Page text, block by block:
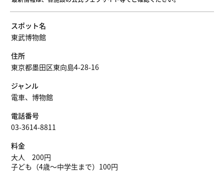
スポット名
東武博物館
住所
東京都墨田区東向島4-28-16
ジャンル
電車、博物館
電話番号
03-3614-8811
料金
大人 200円
子ども（4歳～中学生まで）100円